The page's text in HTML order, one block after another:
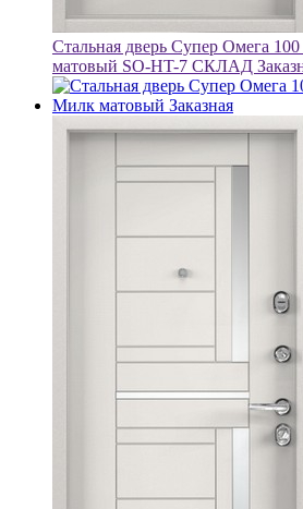
Стальная дверь Супер Омега
матовый SO-HT-7 СКЛАД